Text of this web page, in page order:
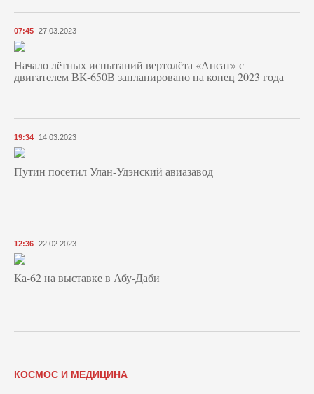
07:45 27.03.2023
Начало лётных испытаний вертолёта «Ансат» с
двигателем ВК-650В запланировано на конец 2023 года
19:34 14.03.2023
Путин посетил Улан-Удэнский авиазавод
12:36 22.02.2023
Ка-62 на выставке в Абу-Даби
КОСМОС И МЕДИЦИНА